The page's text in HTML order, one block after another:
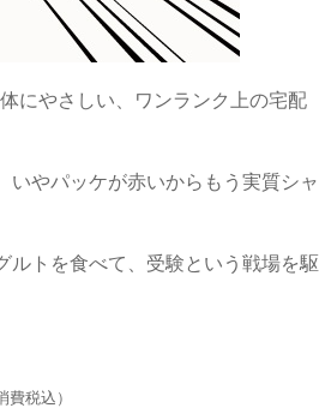
にやさしい、ワンランク上の宅配
やパッケが赤いからもう実質シャ
ルトを食べて、受験という戦場を駆
費税込）